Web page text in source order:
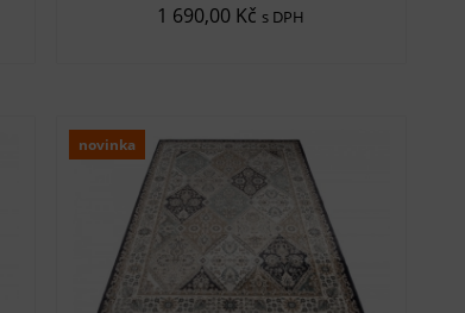
1 690,00 Kč s DPH
novinka